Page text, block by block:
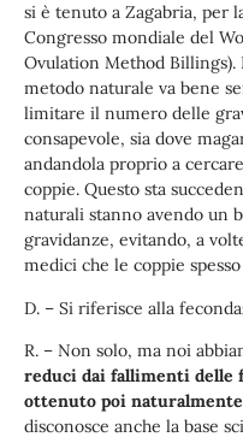
si è tenuto a Zagabria, per
Congresso mondiale del
Ovulation Method
metodo naturale va bene
limitare il numero delle
consapevole, sia dove
andandola proprio a
coppie. Questo sta
naturali stanno avendo un
gravidanze, evitando, a
medici che le coppie
D. – Si riferisce alla
R. – Non solo, ma noi
reduci dai fallimenti delle
ottenuto poi
disconosce anche la base